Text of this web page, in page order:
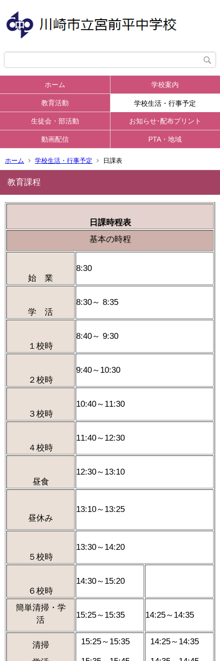
ホーム 学校案内
教育活動 学校生活・行事予定
生徒会・部活動 お知らせ･配布プリント
動画配信 PTA・地域
ホーム 学校生活・行事予定 日課表
教育課程
日課時程表
基本の時程
始 業
8:30
学 活
8:30～ 8:35
１校時
8:40～ 9:30
２校時
9:40～10:30
３校時
10:40～11:30
４校時
11:40～12:30
昼食
12:30～13:10
昼休み
13:10～13:25
５校時
13:30～14:20
６校時
14:30～15:20
簡単清掃・学
活
15:25～15:35 14:25～14:35
清掃
15:25～15:35 14:25～14:35